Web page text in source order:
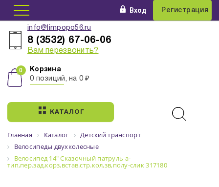
Вход Регистрация
info@limpopo56.ru
8 (3532) 67-06-06
Вам перезвонить?
Корзина
0 позиций, на 0 ₽
КАТАЛОГ
Главная Каталог
Детский транспорт
Велосипеды двухколесные
Велосипед 14" Сказочный патруль a-
тип,пер.зад.корз,встав.стр.кол,зв,полу-слик 317180